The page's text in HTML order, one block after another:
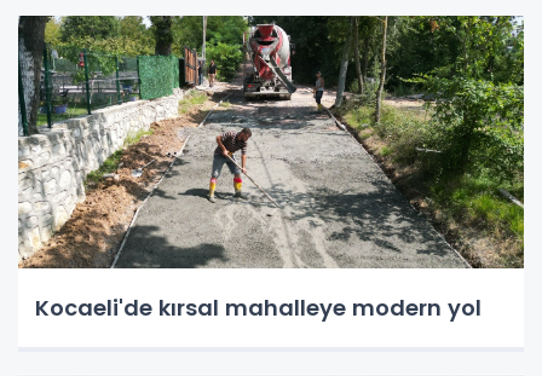
Kocaeli'de kırsal mahalleye modern yol